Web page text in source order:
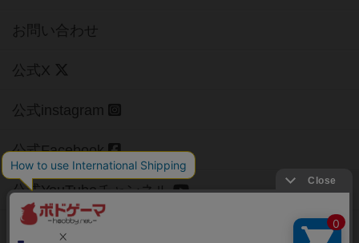
お問い合わせ
公式X
公式instagram
公式Facebook
公式YouTubeチャンネル